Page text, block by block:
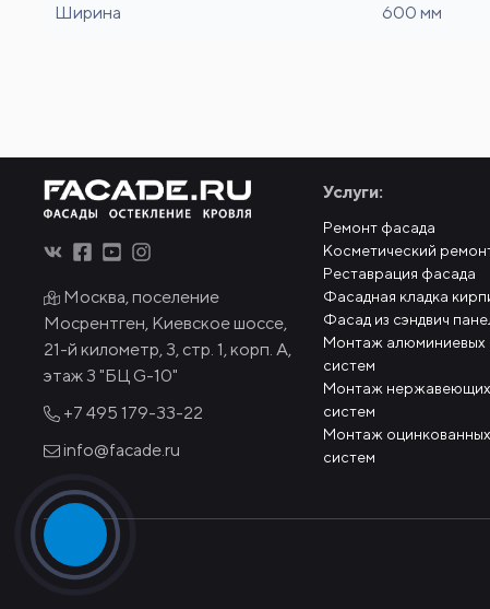
Ширина 600 мм
Москва, поселение
Мосрентген, Киевское шоссе,
21-й километр, 3, стр. 1, корп. А,
этаж 3 "БЦ G-10"
+7 495 179-33-22
info@facade.ru
Услуги:
Ремонт фасада
Косметический
Реставрация фасада
Фасадная кладка
Фасад из сэндвич
Монтаж алюминиевых
систем
Монтаж
систем
Монтаж
систем